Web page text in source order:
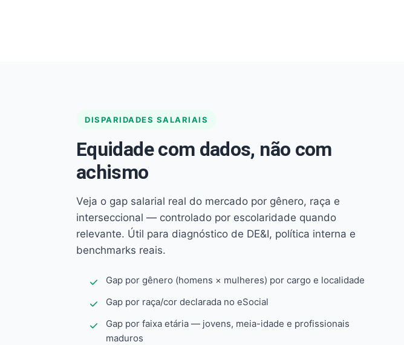
DISPARIDADES SALARIAIS
Equidade com dados, não com
achismo
Veja o gap salarial real do mercado por gênero, raça e
interseccional — controlado por escolaridade quando
relevante. Útil para diagnóstico de DE&I, política interna e
benchmarks reais.
Gap por gênero (homens × mulheres) por cargo e localidade
Gap por raça/cor declarada no eSocial
Gap por faixa etária — jovens, meia-idade e profissionais
maduros